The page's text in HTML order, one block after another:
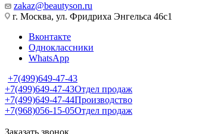
zakaz@beautyson.ru
г. Москва, ул. Фридриха Энгельса 46с1
Вконтакте
Одноклассники
WhatsApp
+7(499)649-47-43
+7(499)649-47-43Отдел продаж
+7(499)649-47-44Производство
+7(968)056-15-05Отдел продаж
Заказать звонок